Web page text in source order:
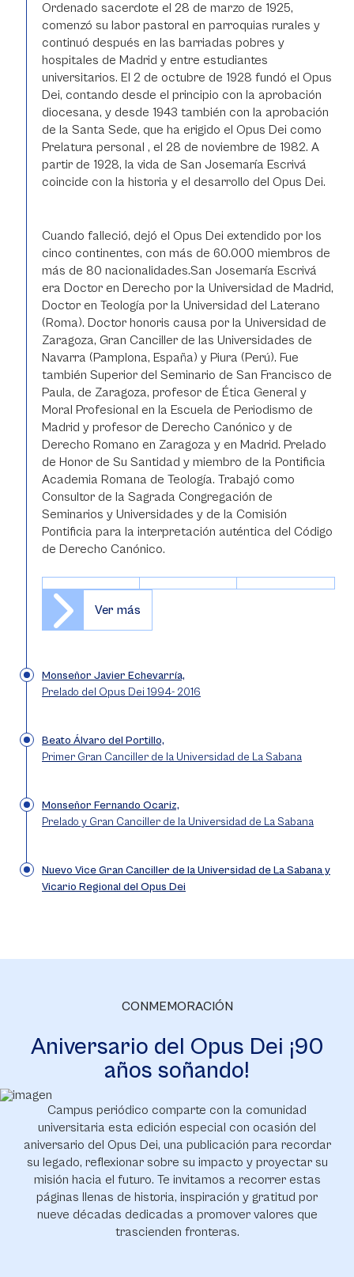
Ordenado sacerdote el 28 de marzo de 1925,
comenzó su labor pastoral en parroquias rurales y
continuó después en las barriadas pobres y
hospitales de Madrid y entre estudiantes
universitarios. El 2 de octubre de 1928 fundó el Opus
Dei, contando desde el principio con la aprobación
diocesana, y desde 1943 también con la aprobación
de la Santa Sede, que ha erigido el Opus Dei como
Prelatura personal , el 28 de noviembre de 1982. A
partir de 1928, la vida de San Josemaría Escrivá
coincide con la historia y el desarrollo del Opus Dei.
Cuando falleció, dejó el Opus Dei extendido por los
cinco continentes, con más de 60.000 miembros de
más de 80 nacionalidades.San Josemaría Escrivá
era Doctor en Derecho por la Universidad de Madrid,
Doctor en Teología por la Universidad del Laterano
(Roma). Doctor honoris causa por la Universidad de
Zaragoza, Gran Canciller de las Universidades de
Navarra (Pamplona, España) y Piura (Perú). Fue
también Superior del Seminario de San Francisco de
Paula, de Zaragoza, profesor de Ética General y
Moral Profesional en la Escuela de Periodismo de
Madrid y profesor de Derecho Canónico y de
Derecho Romano en Zaragoza y en Madrid. Prelado
de Honor de Su Santidad y miembro de la Pontificia
Academia Romana de Teología. Trabajó como
Consultor de la Sagrada Congregación de
Seminarios y Universidades y de la Comisión
Pontificia para la interpretación auténtica del Código
de Derecho Canónico.
Ver más
Monseñor Javier Echevarría,
Prelado del Opus Dei 1994- 2016
Beato Álvaro del Portillo,
Primer Gran Canciller de la Universidad de La Sabana
Monseñor Fernando Ocariz,
Prelado y Gran Canciller de la Universidad de La Sabana
Nuevo Vice Gran Canciller de la Universidad de La Sabana y
Vicario Regional del Opus Dei
CONMEMORACIÓN
Aniversario del Opus Dei ¡90
años soñando!
Campus periódico comparte con la comunidad
universitaria esta edición especial con ocasión del
aniversario del Opus Dei, una publicación para recordar
su legado, reflexionar sobre su impacto y proyectar su
misión hacia el futuro. Te invitamos a recorrer estas
páginas llenas de historia, inspiración y gratitud por
nueve décadas dedicadas a promover valores que
trascienden fronteras.